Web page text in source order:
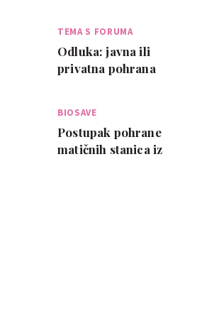
TEMA S FORUMA
Odluka: javna ili
privatna pohrana
BIOSAVE
Postupak pohrane
matičnih stanica iz